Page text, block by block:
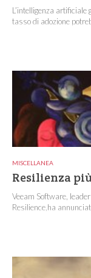
L’intelligenza artificiale
tasso di adozione
MISCELLANEA
Resilienza
Veeam Software,
Resilience,ha